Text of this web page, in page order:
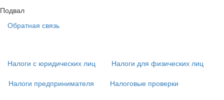
Подвал
Обратная связь
подвале)
Налоги с юридических лиц
Налоги для физических лиц
Налоги предпринимателя
Налоговые проверки